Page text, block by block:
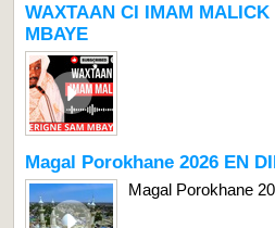
WAXTAAN CI IMAM MALICK
MBAYE
Magal Porokhane 2026 EN
Magal Porokhane